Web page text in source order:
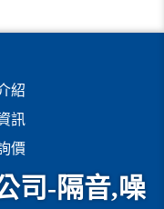
紹
訊
價
司-隔音,噪